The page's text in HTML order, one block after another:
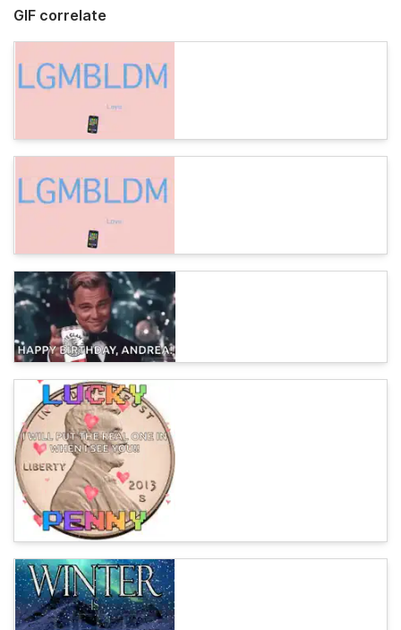
GIF correlate